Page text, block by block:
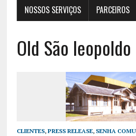
NOSSOS SERVIÇOS
PARCEIROS
Old São leopoldo
CLIENTES, PRESS RELEASE, SENHA